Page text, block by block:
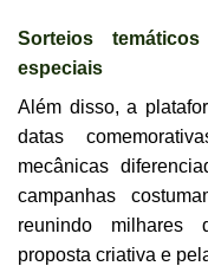
Sorteios
especiais
Além disso, a
datas
mecânicas
campanhas
reunindo milhares
proposta criativa e